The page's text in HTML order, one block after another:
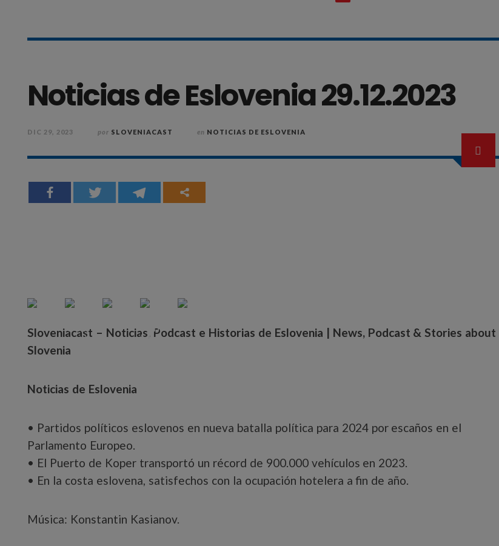
Noticias de Eslovenia 29.12.2023
DIC 29, 2023 por SLOVENIACAST en NOTICIAS DE ESLOVENIA
Sloveniacast – Noticias, Podcast e Historias de Eslovenia | News, Podcast & Stories about
Slovenia
Noticias de Eslovenia
• Partidos políticos eslovenos en nueva batalla política para 2024 por escaños en el
Parlamento Europeo.
• El Puerto de Koper transportó un récord de 900.000 vehículos en 2023.
• En la costa eslovena, satisfechos con la ocupación hotelera a fin de año.
Música: Konstantin Kasianov.